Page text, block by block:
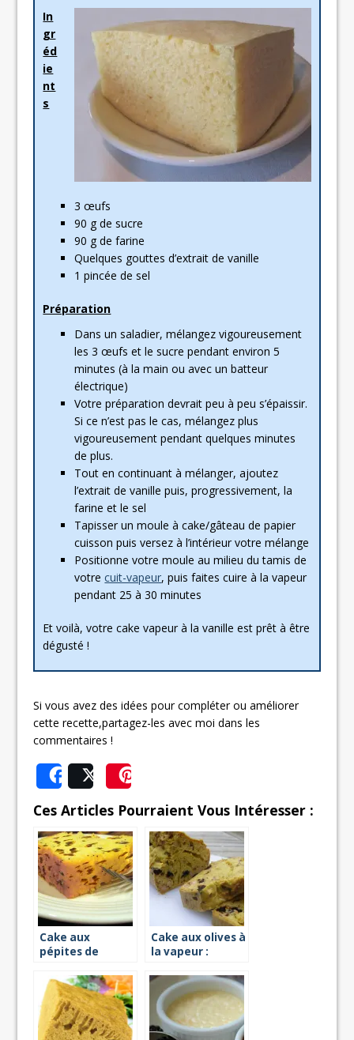
In
gr
éd
ie
nt
s
3 œufs
90 g de sucre
90 g de farine
Quelques gouttes d’extrait de vanille
1 pincée de sel
Préparation
Dans un saladier, mélangez vigoureusement
les 3 œufs et le sucre pendant environ 5
minutes (à la main ou avec un batteur
électrique)
Votre préparation devrait peu à peu s’épaissir.
Si ce n’est pas le cas, mélangez plus
vigoureusement pendant quelques minutes
de plus.
Tout en continuant à mélanger, ajoutez
l’extrait de vanille puis, progressivement, la
farine et le sel
Tapisser un moule à cake/gâteau de papier
cuisson puis versez à l’intérieur votre mélange
Positionne votre moule au milieu du tamis de
votre cuit-vapeur, puis faites cuire à la vapeur
pendant 25 à 30 minutes
Et voilà, votre cake vapeur à la vanille est prêt à être
dégusté !
Si vous avez des idées pour compléter ou améliorer
cette recette,partagez-les avec moi dans les
commentaires !
SharePost
Ces Articles Pourraient Vous Intéresser :
Cake aux
pépites de
recette à la
vapeur
Cake aux olives à
la vapeur :
recette